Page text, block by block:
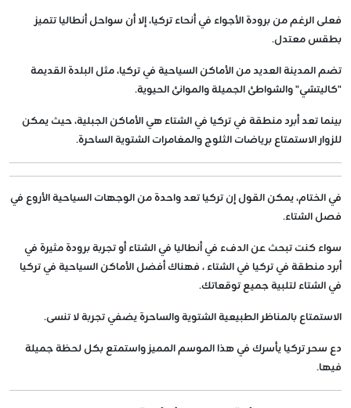
فعلى الرغم من برودة الأجواء في أنحاء تركيا، إلا أن سواحل أنطاليا تتميز
بطقس معتدل.
تضم المدينة العديد من الأماكن السياحية في تركيا، مثل البلدة القديمة
"كاليتشي" والشواطئ الجميلة والموانئ الحيوية.
بينما تعد أبرد منطقة في تركيا في الشتاء هي الأماكن الجبلية، حيث يمكن
للزوار الاستمتاع برياضات الثلوج والمغامرات الشتوية الساحرة.
في الختام، يمكن القول إن تركيا تعد واحدة من الوجهات السياحية الأروع في
فصل الشتاء.
سواء كنت تبحث عن الدفء في أنطاليا في الشتاء أو تجربة برودة مثيرة في
أبرد منطقة في تركيا في الشتاء ، فهناك أفضل الأماكن السياحية في تركيا
في الشتاء لتلبية جميع توقعاتك.
الاستمتاع بالمناظر الطبيعية الشتوية والساحرة يضفي تجربة لا تنسى.
دع سحر تركيا يأسرك في هذا الموسم المميز واستمتع بكل لحظة جميلة
فيها.